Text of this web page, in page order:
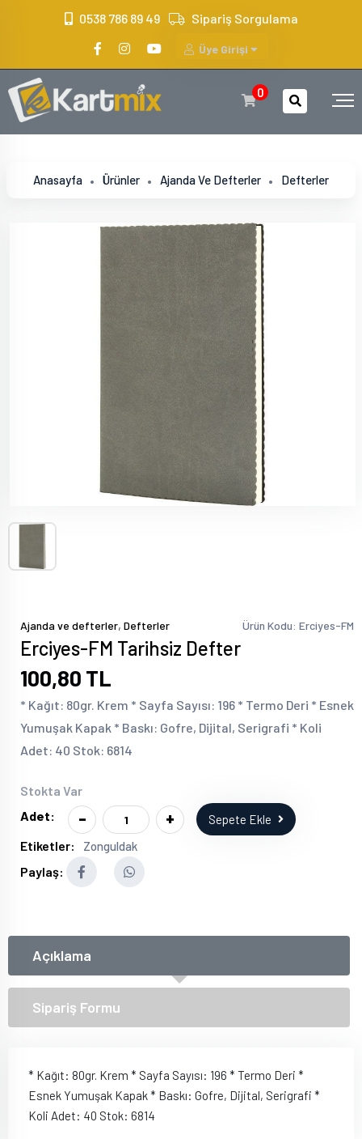
0538 786 89 49 Sipariş Sorgulama
Üye Girişi
0
Anasayfa Ürünler Ajanda Ve Defterler Defterler
Ajanda ve defterler, Defterler Ürün Kodu: Erciyes-FM
Erciyes-FM Tarihsiz Defter
100,80 TL
* Kağıt: 80gr. Krem * Sayfa Sayısı: 196 * Termo Deri * Esnek
Yumuşak Kapak * Baskı: Gofre, Dijital, Serigrafi * Koli
Adet: 40 Stok: 6814
Stokta Var
Adet:
- + Sepete Ekle
Etiketler: Zonguldak
Paylaş:
Açıklama
Sipariş Formu
* Kağıt: 80gr. Krem * Sayfa Sayısı: 196 * Termo Deri *
Esnek Yumuşak Kapak * Baskı: Gofre, Dijital, Serigrafi *
Koli Adet: 40 Stok: 6814